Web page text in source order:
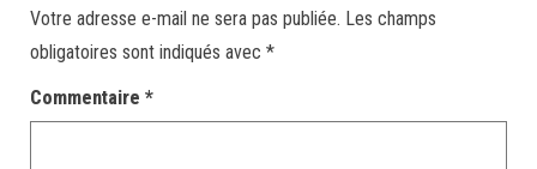
Votre adresse e-mail ne sera pas publiée. Les champs
obligatoires sont indiqués avec *
Commentaire *